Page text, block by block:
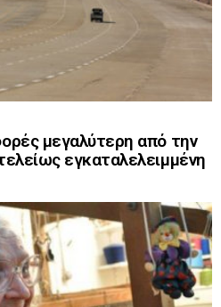
μεγαλύτερη από την
εγκαταλελειμμένη